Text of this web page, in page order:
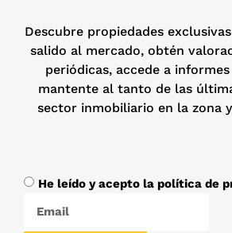
Descubre propiedades
salido al mercado, obtén
periódicas, accede a
mantente al tanto de las
sector inmobiliario en la zona
He leído y acepto la política de